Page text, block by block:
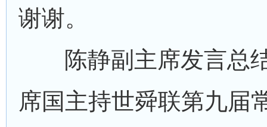
谢谢。
陈静副主席发言总
席国主持世舜联第九届